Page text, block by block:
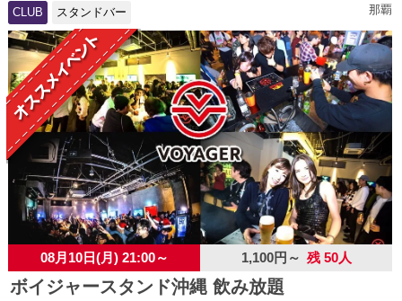
CLUB スタンドバー 那覇
08月10日(月) 21:00～ 1,100円～ 残 50人
ボイジャースタンド沖縄 飲み放題